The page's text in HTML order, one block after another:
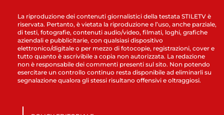
La riproduzione dei contenuti giornalistici della testata STILETV è
riservata. Pertanto, è vietata la riproduzione e l’uso, anche parziale,
di testi, fotografie, contenuti audio/video, filmati, loghi, grafiche
aziendali e pubblicitarie, con qualsiasi dispositivo
elettronico/digitale o per mezzo di fotocopie, registrazioni, cover e
tutto quanto è ascrivibile a copia non autorizzata. La redazione
non è responsabile dei commenti presenti sul sito. Non potendo
esercitare un controllo continuo resta disponibile ad eliminarli su
segnalazione qualora gli stessi risultano offensivi e oltraggiosi.